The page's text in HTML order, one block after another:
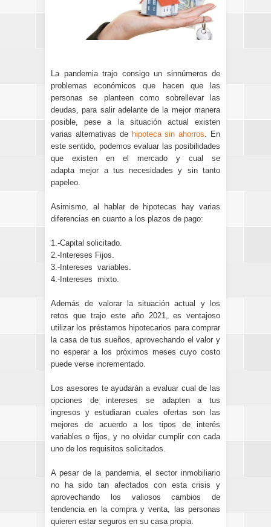
La pandemia trajo consigo un sinnúmeros de
problemas económicos que hacen que las
personas se planteen como sobrellevar las
deudas, para salir adelante de la mejor manera
posible, pese a la situación actual existen
varias alternativas de hipoteca sin ahorros. En
este sentido, podemos evaluar las posibilidades
que existen en el mercado y cual se
adaptamejor a tus necesidades y sin tanto
papeleo.
Asimismo, al hablar de hipotecas hay varias
diferencias en cuanto a los plazos de pago:
1.-Capital solicitado.
2.-Intereses Fijos.
3.-Intereses variables.
4.-Intereses mixto.
Además de valorar la situación actual y los
retos que trajo este año 2021, es ventajoso
utilizar los préstamos hipotecarios para comprar
la casa de tus sueños, aprovechando el valor y
no esperar a los próximos meses cuyo costo
puede verse incrementado.
Los asesores te ayudarán a evaluar cual de las
opciones de intereses se adapten a tus
ingresos y estudiaran cuales ofertas son las
mejores de acuerdo a los tipos de interés
variables o fijos, y no olvidar cumplir con cada
uno de los requisitos solicitados.
A pesar de la pandemia, el sector inmobiliario
no ha sido tan afectados con esta crisis y
aprovechando los valiosos cambios de
tendencia en la compra y venta, las personas
quieren estar seguros en su casa propia.